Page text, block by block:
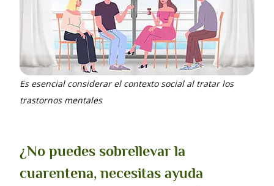
Es esencial considerar el contexto social al tratar los
trastornos mentales
¿No puedes sobrellevar la
cuarentena, necesitas ayuda